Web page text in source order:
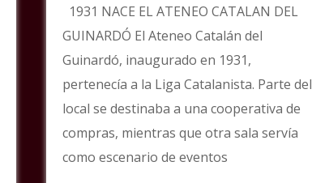
1931 NACE EL ATENEO CATALAN DEL
GUINARDÓ El Ateneo Catalán del
Guinardó, inaugurado en 1931,
pertenecía a la Liga Catalanista. Parte del
local se destinaba a una cooperativa de
compras, mientras que otra sala servía
como escenario de eventos